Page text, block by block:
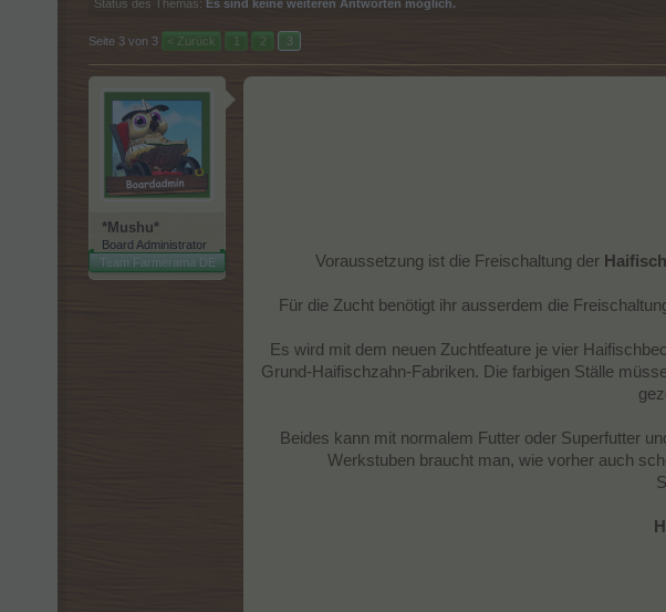
Status des Themas: Es sind keine weiteren Antworten möglich.
Seite 3 von 3 < Zurück 1 2 3
*Mushu*
Board Administrator
Team Farmerama DE
Voraussetzung ist die Freischaltung der
Für die Zucht benötigt ihr ausserdem die
Es wird mit dem neuen Zuchtfeature je vier
Grund-Haifischzahn-Fabriken. Die farbigen Ställe
Beides kann mit normalem Futter oder Superfutter
Werkstuben braucht man, wie vorher auch